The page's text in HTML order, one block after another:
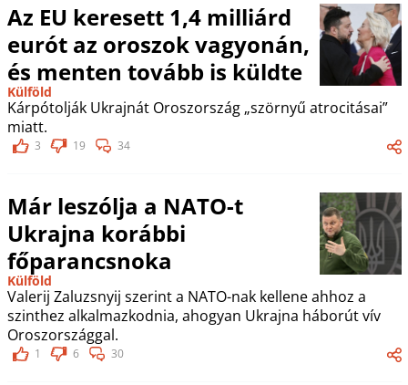
Az EU keresett 1,4 milliárd
eurót az oroszok vagyonán,
és menten tovább is küldte
Külföld
Kárpótolják Ukrajnát Oroszország „szörnyű atrocitásai”
miatt.
3 19 34
Már leszólja a NATO-t
Ukrajna korábbi
főparancsnoka
Külföld
Valerij Zaluzsnyij szerint a NATO-nak kellene ahhoz a
szinthez alkalmazkodnia, ahogyan Ukrajna háborút vív
Oroszországgal.
1 6 30